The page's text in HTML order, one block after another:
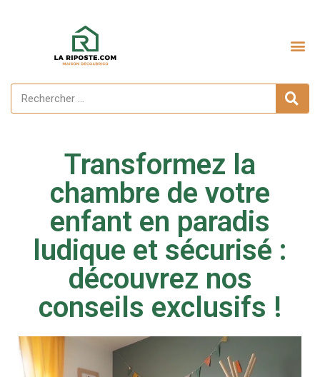
Transformez la
chambre de votre
enfant en paradis
ludique et sécurisé :
découvrez nos
conseils exclusifs !